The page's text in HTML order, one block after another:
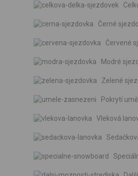
Černé
Červené
Modré
Zelené
Pokrytí
Vleková